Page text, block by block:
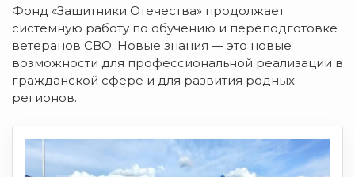
Фонд «Защитники Отечества» продолжает
системную работу по обучению и переподготовке
ветеранов СВО. Новые знания — это новые
возможности для профессиональной реализации в
гражданской сфере и для развития родных
регионов.